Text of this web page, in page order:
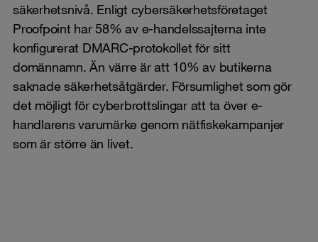
säkerhetsnivå. Enligt cybersäkerhetsföretaget
Proofpoint har 58% av e-handelssajterna inte
konfigurerat DMARC-protokollet för sitt
domännamn. Än värre är att 10% av butikerna
saknade säkerhetsåtgärder. Försumlighet som gör
det möjligt för cyberbrottslingar att ta över e-
handlarens varumärke genom nätfiskekampanjer
som är större än livet.